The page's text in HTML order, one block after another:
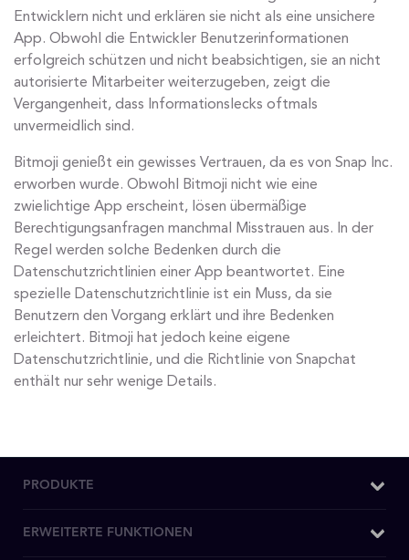
Entwicklern nicht und erklären sie nicht als eine unsichere
App. Obwohl die Entwickler Benutzerinformationen
erfolgreich schützen und nicht beabsichtigen, sie an nicht
autorisierte Mitarbeiter weiterzugeben, zeigt die
Vergangenheit, dass Informationslecks oftmals
unvermeidlich sind.
Bitmoji genießt ein gewisses Vertrauen, da es von Snap Inc.
erworben wurde. Obwohl Bitmoji nicht wie eine
zwielichtige App erscheint, lösen übermäßige
Berechtigungsanfragen manchmal Misstrauen aus. In der
Regel werden solche Bedenken durch die
Datenschutzrichtlinien einer App beantwortet. Eine
spezielle Datenschutzrichtlinie ist ein Muss, da sie
Benutzern den Vorgang erklärt und ihre Bedenken
erleichtert. Bitmoji hat jedoch keine eigene
Datenschutzrichtlinie, und die Richtlinie von Snapchat
enthält nur sehr wenige Details.
PRODUKTE
Windows VPN
ERWEITERTE FUNKTIONEN